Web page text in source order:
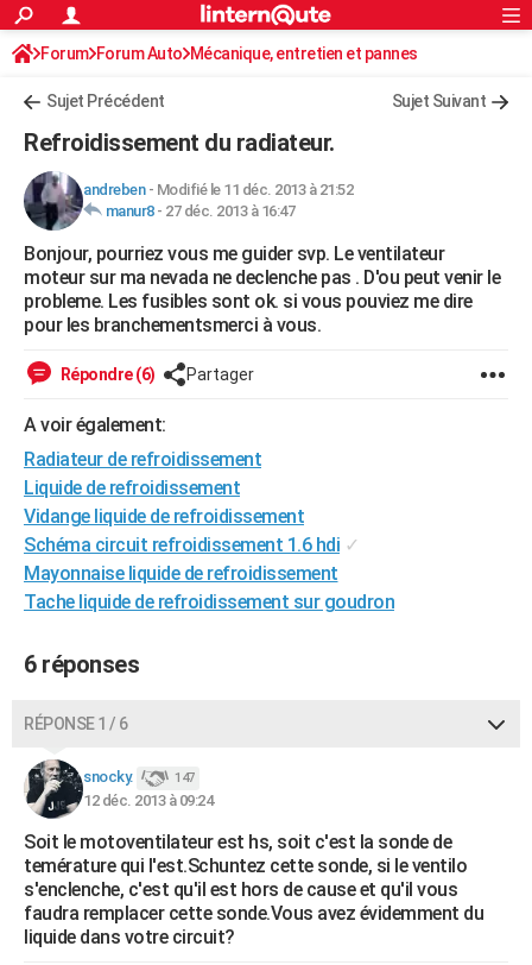
ACTUALITÉS
Politique
Société
Faits Divers
Education
Monde
Villes
+
FINANCE
Retraite
Impôts
Epargne
Immobilier
Risques naturels par ville
Banque
Assurance
Crédit
AUTO
Essais
Réserver un essai
Citadines
Berlines
SUV
Forum auto
+HIGH-TECH
Mobiles
Meilleur smartphone
Internet
Ordinateurs
Jeux vidéo
Guide high-tech
+BRICOLAGE
Forum
Aménagement intérieur
Extérieur
Cuisine
Salle de bains
Jardinage
Rangement
WEEK-END
LIFESTYLE
Art de vivre
Bien-être
Loisirs
Mode
Modes de vie
SANTE
Alimentation
Guide de la santé
Maladies
Médicaments
Sommeil
VOYAGE
Destinations
City break
Voyage nature
Voyage de noces
Forum
Climat
+PHOTO
GUIDES D'ACHAT
BONS PLANS
Dictionnaire
Biographies
Citations
Expressions
Proverbes
PROGRAMME TV
COPAINS D'AVANT
S'inscrire
Se connecter
Lycées
Collèges
Primaires
Universités
Entreprises
Service militaire
Avis de recherche
AVIS DE DÉCÈS
FORUM
Rechercher
S'inscrire
Connexion
Forum Forum Auto Mécanique, entretien et pannes
Sujet Précédent Sujet Suivant
Refroidissement du radiateur.
andreben- Modifié le 11 déc. 2013 à 21:52
manur8- 27 déc. 2013 à 16:47
Bonjour, pourriez vous me guider svp. Le ventilateur
moteur sur ma nevada ne declenche pas . D'ou peut venir le
probleme. Les fusibles sont ok. si vous pouviez me dire
pour les branchementsmerci à vous.
Répondre (6) Partager
A voir également:
Radiateur de refroidissement
Liquide de refroidissement
Vidange liquide de refroidissement
Schéma circuit refroidissement 1.6 hdi ✓
Mayonnaise liquide de refroidissement
Tache liquide de refroidissement sur goudron
6 réponses
RÉPONSE 1 / 6
snocky. 147
12 déc. 2013 à 09:24
Soit le motoventilateur est hs, soit c'est la sonde de
temérature qui l'est.Schuntez cette sonde, si le ventilo
s'enclenche, c'est qu'il est hors de cause et qu'il vous
faudra remplacer cette sonde.Vous avez évidemment du
liquide dans votre circuit?